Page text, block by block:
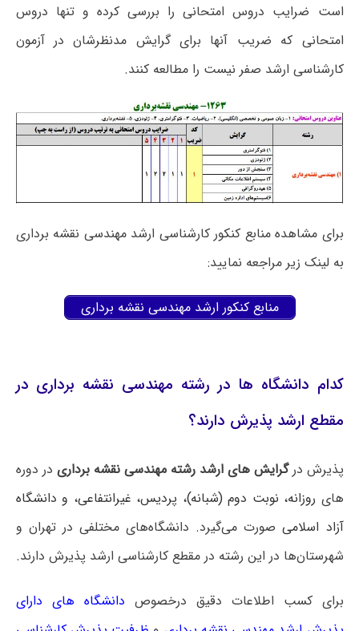
است ضرایب دروس امتحانی را بررسی کرده و تنها دروس
امتحانی که ضریب آنها برای گرایش مدنظرشان در آزمون
کارشناسی ارشد صفر نیست را مطالعه کنند.
برای مشاهده منابع کنکور کارشناسی ارشد مهندسی نقشه برداری
به لینک زیر مراجعه نمایید:
منابع کنکور ارشد مهندسی نقشه برداری
کدام دانشگاه ها در رشته مهندسی نقشه برداری در
مقطع ارشد پذیرش دارند؟
پذیرش درگرایش های ارشد رشته مهندسی نقشه برداری در دوره
های روزانه، نوبت دوم (شبانه)، پردیس، غیرانتفاعی، و دانشگاه
آزاد اسلامی صورت می‌گیرد. دانشگاه‌های مختلفی در تهران و
شهرستان‌ها در این رشته در مقطع کارشناسی ارشد پذیرش دارند.
برای کسب اطلاعات دقیق درخصوص دانشگاه های دارای